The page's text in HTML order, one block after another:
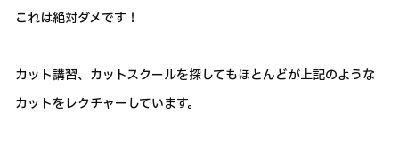
これは絶対ダメです！
カット講習、カットスクールを探してもほとんどが上記のような
カットをレクチャーしています。